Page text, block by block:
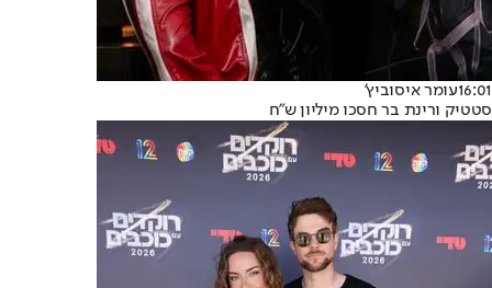
16:01עומר איסוביץ'
סטטיק ורינת בר חסכו מיליון ש"ח